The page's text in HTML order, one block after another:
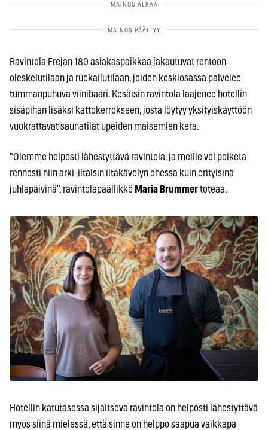
Ravintola Frejan 180 asiakaspaikkaa jakautuvat rentoon
oleskelutilaan ja ruokailutilaan, joiden keskiosassa palvelee
tummanpuhuva viinibaari. Kesäisin ravintola laajenee hotellin
sisäpihan lisäksi kattokerrokseen, josta löytyy yksityiskäyttöön
vuokrattavat saunatilat upeiden maisemien kera.
"Olemme helposti lähestyttävä ravintola, ja meille voi poiketa
rennosti niin arki-iltaisin iltakävelyn ohessa kuin erityisinä
juhlapäivinä", ravintolapäällikkö Maria Brummertoteaa.
Hotellin katutasossa sijaitseva ravintola on helposti lähestyttävä
myös siinä mielessä, että sinne on helppo saapua vaikkapa